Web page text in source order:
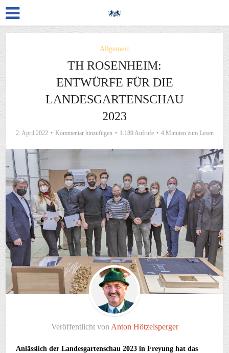
Allgemein
TH ROSENHEIM:
ENTWÜRFE FÜR DIE
LANDESGARTENSCHAU
2023
2. April 2022 Kommentar hinzufügen 1.189 Aufrufe 4 Minuten zum Lesen
Veröffentlicht von Anton Hötzelsperger
Anlässlich der Landesgartenschau 2023 in Freyung hat das